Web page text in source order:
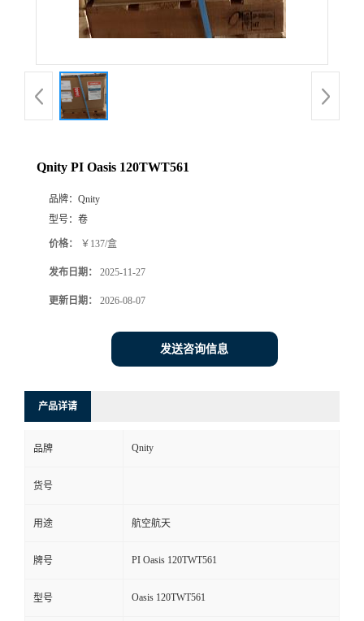
Qnity PI Oasis 120TWT561
品牌： Qnity
型号： 卷
价格： ￥137/盒
发布日期： 2025-11-27
更新日期： 2026-08-07
发送咨询信息
产品详请
品牌 Qnity
货号
用途 航空航天
牌号 PI Oasis 120TWT561
型号 Oasis 120TWT561